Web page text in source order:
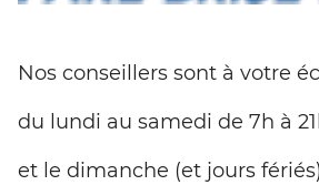
Nos conseillers sont à votre
du lundi au samedi de 7h à
et le dimanche (et jours